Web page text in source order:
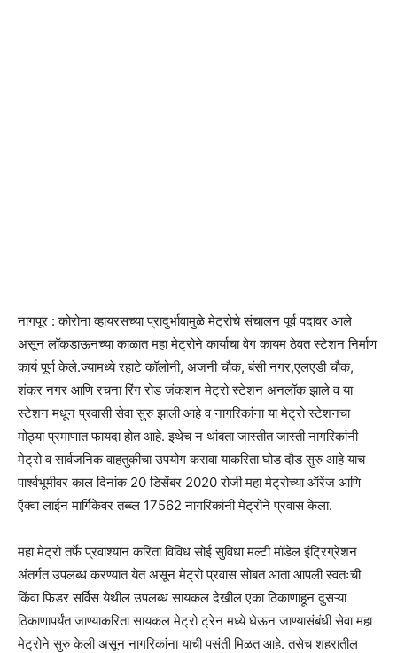
नागपूर : कोरोना व्हायरसच्या प्रादुर्भावामुळे मेट्रोचे संचालन पूर्व पदावर आले
असून लॉकडाऊनच्या काळात महा मेट्रोने कार्याचा वेग कायम ठेवत स्टेशन निर्माण
कार्य पूर्ण केले.ज्यामध्ये रहाटे कॉलोनी, अजनी चौक, बंसी नगर,एलएडी चौक,
शंकर नगर आणि रचना रिंग रोड जंकशन मेट्रो स्टेशन अनलॉक झाले व या
स्टेशन मधून प्रवासी सेवा सुरु झाली आहे व नागरिकांना या मेट्रो स्टेशनचा
मोठ्या प्रमाणात फायदा होत आहे. इथेच न थांबता जास्तीत जास्ती नागरिकांनी
मेट्रो व सार्वजनिक वाहतुकीचा उपयोग करावा याकरिता घोड दौड सुरु आहे याच
पार्श्वभूमीवर काल दिनांक 20 डिसेंबर 2020 रोजी महा मेट्रोच्या ऑरेंज आणि
ऍक्वा लाईन मार्गिकेवर तब्ब्ल 17562 नागरिकांनी मेट्रोने प्रवास केला.
महा मेट्रो तर्फे प्रवाश्यान करिता विविध सोई सुविधा मल्टी मॉडेल इंट्रिग्रेशन
अंतर्गत उपलब्ध करण्यात येत असून मेट्रो प्रवास सोबत आता आपली स्वतःची
किंवा फिडर सर्विस येथील उपलब्ध सायकल देखील एका ठिकाणाहून दुसऱ्या
ठिकाणापर्यंत जाण्याकरिता सायकल मेट्रो ट्रेन मध्ये घेऊन जाण्यासंबंधी सेवा महा
मेट्रोने सुरु केली असून नागरिकांना याची पसंती मिळत आहे. तसेच शहरातील